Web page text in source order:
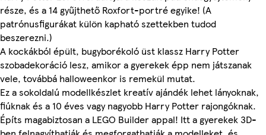
része, és a 14 gyűjthető Roxfort-portré egyike! (A
patrónusfigurákat külön kapható szettekben tudod
beszerezni.)
A kockákból épült, bugyborékoló üst klassz Harry Potter
szobadekoráció lesz, amikor a gyerekek épp nem játszanak
vele, továbbá halloweenkor is remekül mutat.
Ez a sokoldalú modellkészlet kreatív ajándék lehet lányoknak,
fiúknak és a 10 éves vagy nagyobb Harry Potter rajongóknak.
Építs magabiztosan a LEGO Builder appal! Itt a gyerekek 3D-